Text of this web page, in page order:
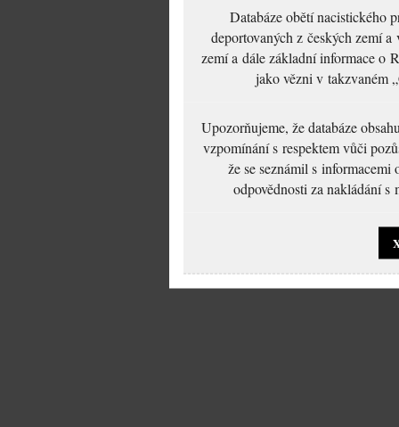
Databáze obětí nacistického
deportovaných z českých zemí
zemí a dále základní informace o
jako vězni v takzvaném
Upozorňujeme, že databáze
vzpomínání s respektem vůči
že se seznámil s
odpovědnosti za nakládání